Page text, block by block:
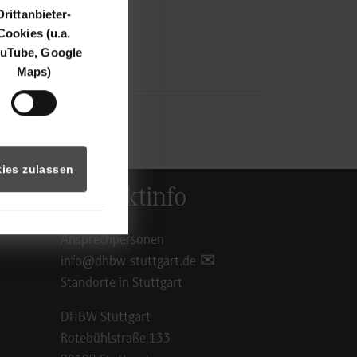
(u.a.
Google
Maps)
zulassen
Kontaktinfo
Ansprechpersonen
info@dhbw-stuttgart.de
Standorte in Stuttgart
DHBW Stuttgart
Rotebühlstraße 133